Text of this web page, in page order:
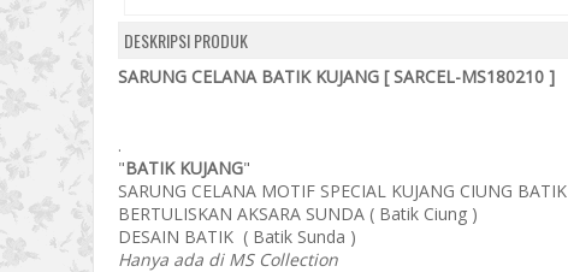
DESKRIPSI PRODUK
SARUNG CELANA BATIK KUJANG [ SARCEL-MS180210 ]
.
"BATIK KUJANG"
SARUNG CELANA MOTIF SPECIAL KUJANG CIUNG BATIK
BERTULISKAN AKSARA SUNDA ( Batik Ciung )
DESAIN BATIK ( Batik Sunda )
Hanya ada di MS Collection